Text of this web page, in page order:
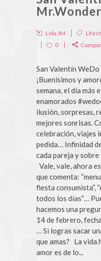
Lola JM
0
San Valentín
¡Buenísimos y
semana, el día más
enamorados
ilusión, sorpresas,
mejores sonrisas.
celebración, viajes
pedida… Infinidad
cada pareja y sobre
Vale, vale, ahora
que comenta:
fiesta consumista”,
todos los días”…
hacemos una
14 de febrero,
… Si logras sacar
que amas? La vida
amor es de lo...